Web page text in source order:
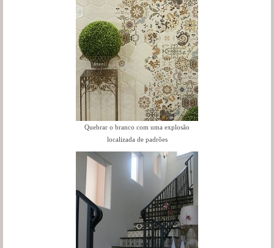
Quebrar o branco com uma explosão
localizada de padrões